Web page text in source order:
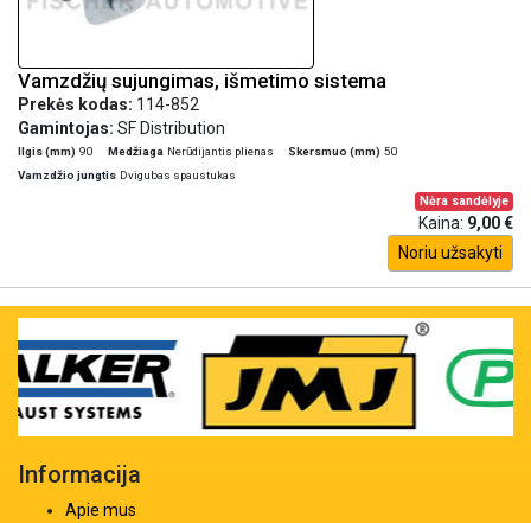
Vamzdžių sujungimas, išmetimo sistema
Prekės kodas: 114-852
Gamintojas: SF Distribution
Ilgis (mm) 90 Medžiaga Nerūdijantis plienas Skersmuo (mm) 50
Vamzdžio jungtis Dvigubas spaustukas
Nėra sandėlyje
Kaina: 9,00 €
Noriu užsakyti
Informacija
Apie mus